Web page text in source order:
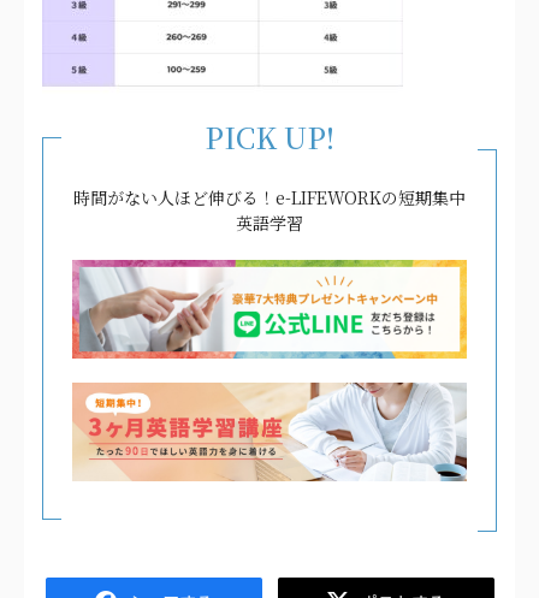
PICK UP!
時間がない人ほど伸びる！e-LIFEWORKの短期集中
英語学習